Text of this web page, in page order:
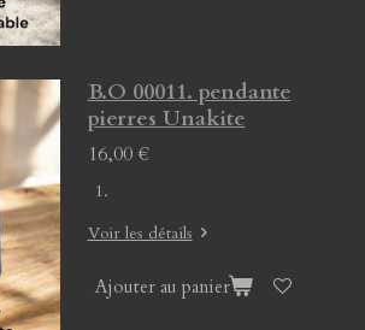
B.O 00011. pendante
pierres Unakite
16,00 €
Voir les détails
Ajouter au panier